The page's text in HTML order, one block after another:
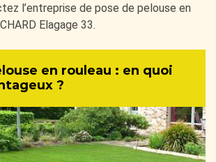
l’entreprise de pose de pelouse en
Elagage 33.
en rouleau : en quoi
?